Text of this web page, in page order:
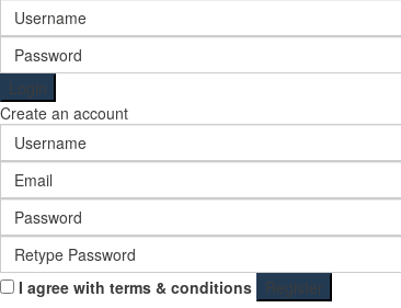
Login
Create an account
I agree with terms & conditions
Register